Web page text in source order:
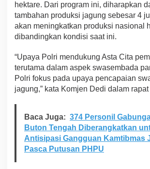
hektare. Dari program ini, diharapkan
tambahan produksi jagung sebesar 4
akan meningkatkan produksi nasional
dibandingkan kondisi saat ini.
“Upaya Polri mendukung Asta Cita
terutama dalam aspek swasembada
Polri fokus pada upaya pencapaian
jagung,” kata Komjen Dedi dalam
Baca Juga: 374 Personil
Buton Tengah Diberangkatkan
Antisipasi Gangguan Kamtibmas
Pasca Putusan PHPU